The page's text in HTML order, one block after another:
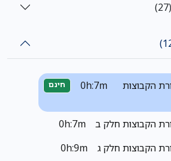
הקבוצות
0h:7m חינם
הקבוצות חלק ב
0h:7m
הקבוצות חלק ג
0h:9m